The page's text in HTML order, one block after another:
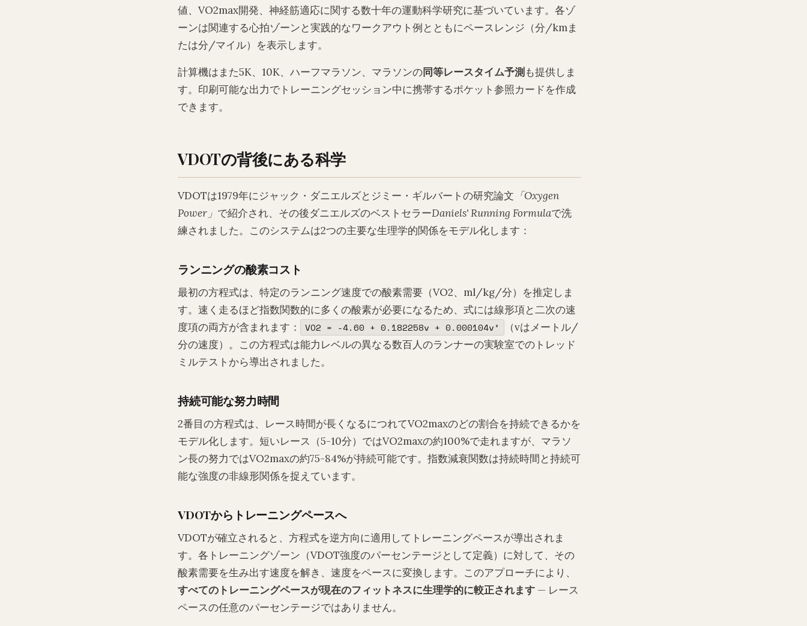
値、VO2max開発、神経筋適応に関する数十年の運動科学研究に基づいています。各ゾ
ーンは関連する心拍ゾーンと実践的なワークアウト例とともにペースレンジ（分/kmま
たは分/マイル）を表示します。
計算機はまた5K、10K、ハーフマラソン、マラソンの同等レースタイム予測 も提供しま
す。印刷可能な出力でトレーニングセッション中に携帯するポケット参照カードを作成
できます。
VDOTの背後にある科学
VDOTは1979年にジャック・ダニエルズとジミー・ギルバートの研究論文 「Oxygen
Power」 で紹介され、その後ダニエルズのベストセラーDaniels' Running Formulaで洗
練されました。このシステムは2つの主要な生理学的関係をモデル化します：
ランニングの酸素コスト
最初の方程式は、特定のランニング速度での酸素需要（VO2、ml/kg/分）を推定しま
す。速く走るほど指数関数的に多くの酸素が必要になるため、式には線形項と二次の速
度項の両方が含まれます：
VO2 = -4.60 + 0.182258v + 0.000104v²
（vはメートル/
分の速度）。この方程式は能力レベルの異なる数百人のランナーの実験室でのトレッド
ミルテストから導出されました。
持続可能な努力時間
2番目の方程式は、レース時間が長くなるにつれてVO2maxのどの割合を持続できるかを
モデル化します。短いレース（5-10分）ではVO2maxの約100%で走れますが、マラソ
ン長の努力ではVO2maxの約75-84%が持続可能です。指数減衰関数は持続時間と持続可
能な強度の非線形関係を捉えています。
VDOTからトレーニングペースへ
VDOTが確立されると、方程式を逆方向に適用してトレーニングペースが導出されま
す。各トレーニングゾーン（VDOT強度のパーセンテージとして定義）に対して、その
酸素需要を生み出す速度を解き、速度をペースに変換します。このアプローチにより、
すべてのトレーニングペースが現在のフィットネスに生理学的に較正されます — レース
ペースの任意のパーセンテージではありません。